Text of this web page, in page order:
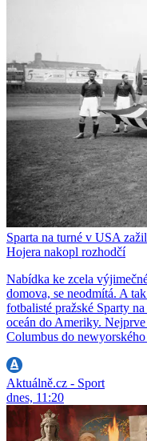
Sparta na turné v USA
Hojera nakopl rozhodčí
Nabídka ke zcela
domova, se neodmítá. A
fotbalisté pražské Sparty
oceán do Ameriky.
Columbus do
Aktuálně.cz - Sport
dnes, 11:20